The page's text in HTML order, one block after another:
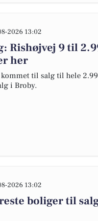
2026 13:02
Rishøjvej 9 til
her
til salg til hele
i Broby.
2026 13:02
boliger til